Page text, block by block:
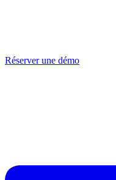
Réserver une démo